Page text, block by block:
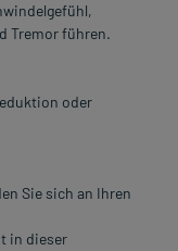
Tremor führen.
oder
Sie sich an Ihren
in dieser